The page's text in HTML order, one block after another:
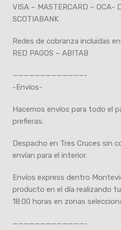
VISA – MASTERCARD – OCA-
SCOTIABANK
Redes de cobranza incluidas
RED PAGOS – ABITAB
—————————————-
-Envíos-
Hacemos envíos para todo el
prefieras.
Despacho en Tres Cruces sin
envían para el interior.
Envíos express dentro
producto en el día realizando
18:00 horas en zonas
—————————————-